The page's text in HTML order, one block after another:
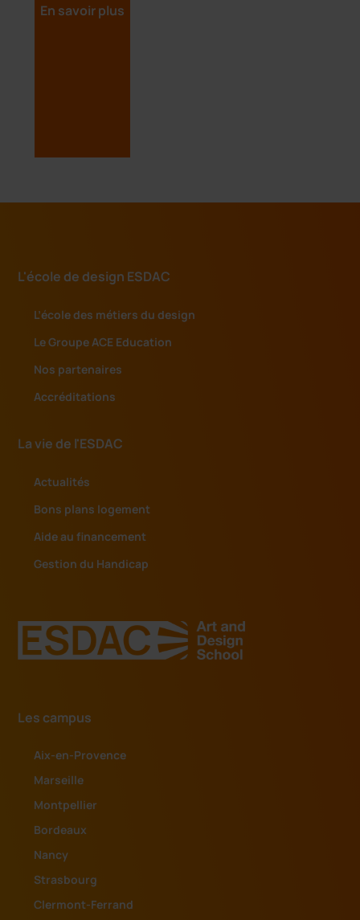
En savoir plus
L'école de design ESDAC
L’école des métiers du design
Le Groupe ACE Education
Nos partenaires
Accréditations
La vie de l'ESDAC
Actualités
Bons plans logement
Aide au financement
Gestion du Handicap
Les campus
Aix-en-Provence
Marseille
Montpellier
Bordeaux
Nancy
Strasbourg
Clermont-Ferrand